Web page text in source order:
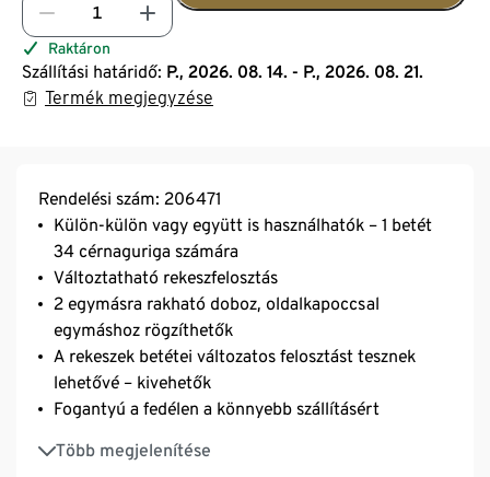
Raktáron
Szállítási határidő: P., 2026. 08. 14. - P., 2026. 08. 21.
Termék megjegyzése
Rendelési szám: 206471
Külön-külön vagy együtt is használhatók – 1 betét
34 cérnaguriga számára
Változtatható rekeszfelosztás
2 egymásra rakható doboz, oldalkapoccsal
egymáshoz rögzíthetők
A rekeszek betétei változatos felosztást tesznek
lehetővé – kivehetők
Fogantyú a fedélen a könnyebb szállításért
Több megjelenítése
Nagy doboz magassága: kb. 7 cm, kis doboz
magassága: kb. 5 cm